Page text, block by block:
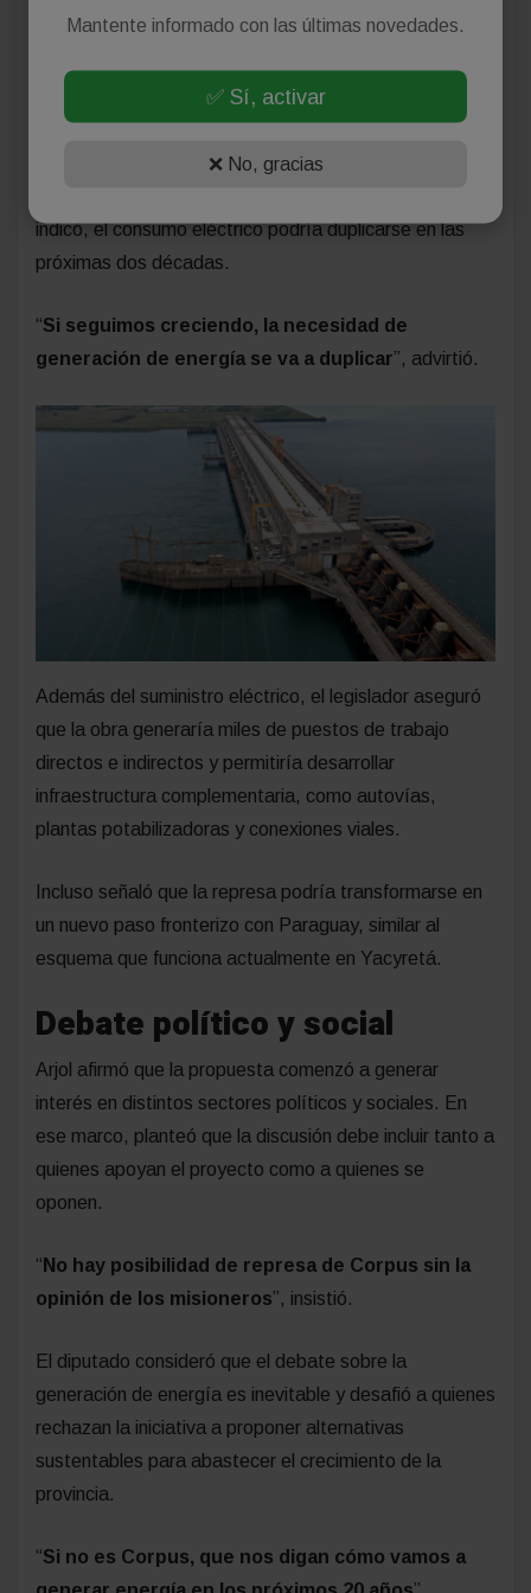
Energía, empleo e
infraestructura
Arjol remarcó que la demanda energética de Misiones
crece año tras año y advirtió que el sistema eléctrico
indicó, el consumo eléctrico podría duplicarse en las
próximas dos décadas.
“Si seguimos creciendo, la necesidad de
generación de energía se va a duplicar”, advirtió.
Además del suministro eléctrico, el legislador aseguró
que la obra generaría miles de puestos de trabajo
directos e indirectos y permitiría desarrollar
infraestructura complementaria, como autovías,
plantas potabilizadoras y conexiones viales.
Incluso señaló que la represa podría transformarse en
un nuevo paso fronterizo con Paraguay, similar al
esquema que funciona actualmente en Yacyretá.
Debate político y social
Arjol afirmó que la propuesta comenzó a generar
interés en distintos sectores políticos y sociales. En
ese marco, planteó que la discusión debe incluir tanto a
quienes apoyan el proyecto como a quienes se
oponen.
“ No hay posibilidad de represa de Corpus sin la
opinión de los misioneros”, insistió.
El diputado consideró que el debate sobre la
generación de energía es inevitable y desafió a quienes
rechazan la iniciativa a proponer alternativas
sustentables para abastecer el crecimiento de la
provincia.
“Si no es Corpus, que nos digan cómo vamos a
Mantente informado con las últimas novedades.
✅ Sí, activar
❌ No, gracias